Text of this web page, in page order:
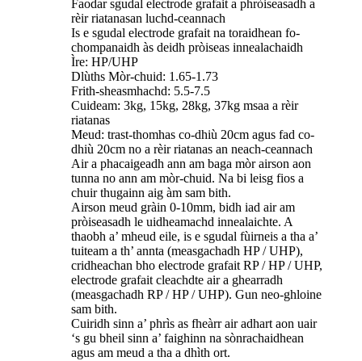
Faodar sgudal electrode grafait a phròiseasadh a
rèir riatanasan luchd-ceannach
Is e sgudal electrode grafait na toraidhean fo-
chompanaidh às deidh pròiseas innealachaidh
Ìre: HP/UHP
Dlùths Mòr-chuid: 1.65-1.73
Frith-sheasmhachd: 5.5-7.5
Cuideam: 3kg, 15kg, 28kg, 37kg msaa a rèir
riatanas
Meud: trast-thomhas co-dhiù 20cm agus fad co-
dhiù 20cm no a rèir riatanas an neach-ceannach
Air a phacaigeadh ann am baga mòr airson aon
tunna no ann am mòr-chuid. Na bi leisg fios a
chuir thugainn aig àm sam bith.
Airson meud gràin 0-10mm, bidh iad air am
pròiseasadh le uidheamachd innealaichte. A
thaobh a’ mheud eile, is e sgudal fùirneis a tha a’
tuiteam a th’ annta (measgachadh HP / UHP),
cridheachan bho electrode grafait RP / HP / UHP,
electrode grafait cleachdte air a ghearradh
(measgachadh RP / HP / UHP). Gun neo-ghloine
sam bith.
Cuiridh sinn a’ phrìs as fheàrr air adhart aon uair
‘s gu bheil sinn a’ faighinn na sònrachaidhean
agus am meud a tha a dhìth ort.